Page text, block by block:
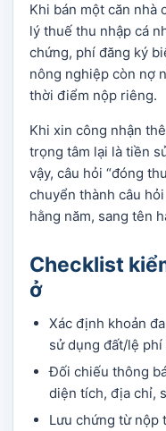
Khi bán một căn nhà
lý thuế thu nhập cá
chứng, phí đăng ký
nông nghiệp còn nợ
thời điểm nộp riêng.
Khi xin công nhận
trọng tâm lại là tiền
vậy, câu hỏi “đóng
chuyển thành câu
hằng năm, sang tên
Checklist
ở
Xác định khoản
sử dụng đất/lệ phí
Đối chiếu thông
diện tích, địa chỉ,
Lưu chứng từ nộp